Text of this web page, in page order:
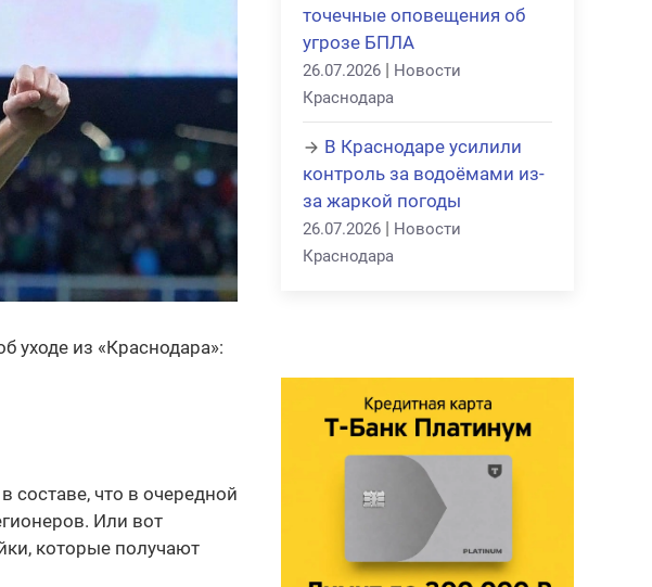
из «Краснодара»:
составе, что в очередной
Или вот
которые получают
точечные оповещения об
угрозе БПЛА
26.07.2026 | Новости
Краснодара
В Краснодаре усилили
контроль за водоёмами из-
за жаркой погоды
26.07.2026 | Новости
Краснодара